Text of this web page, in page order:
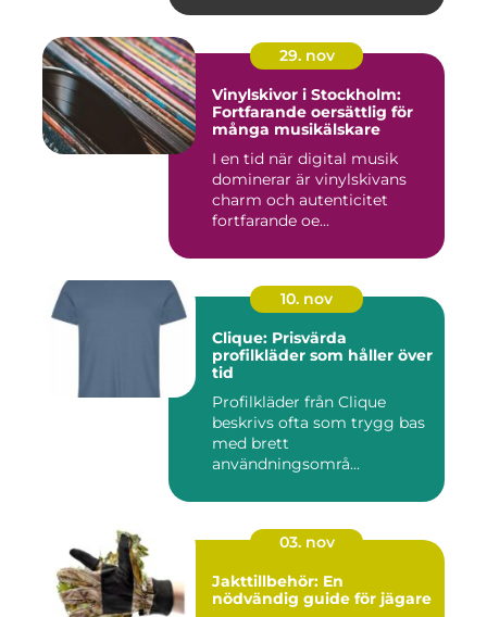
29. nov
Vinylskivor i Stockholm:
Fortfarande oersättlig för
många musikälskare
I en tid när digital musik
dominerar är vinylskivans
charm och autenticitet
fortfarande oe...
10. nov
Clique: Prisvärda
profilkläder som håller över
tid
Profilkläder från Clique
beskrivs ofta som trygg bas
med brett
användningsområ...
03. nov
Jakttillbehör: En
nödvändig guide för jägare